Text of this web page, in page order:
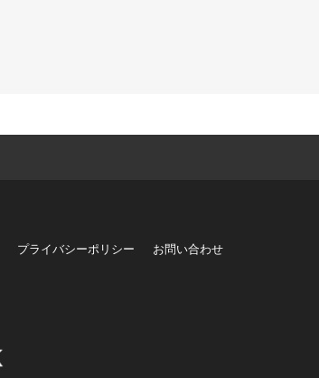
プライバシーポリシー お問い合わせ